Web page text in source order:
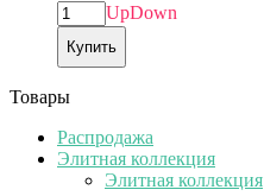
UpDown
Купить
Товары
Распродажа
Элитная коллекция
Элитная коллекция